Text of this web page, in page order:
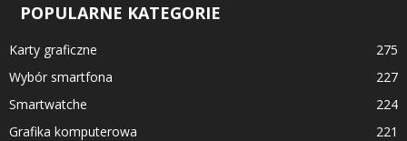
POPULARNE KATEGORIE
Karty graficzne
275
Wybór smartfona
227
Smartwatche
224
Grafika komputerowa
221